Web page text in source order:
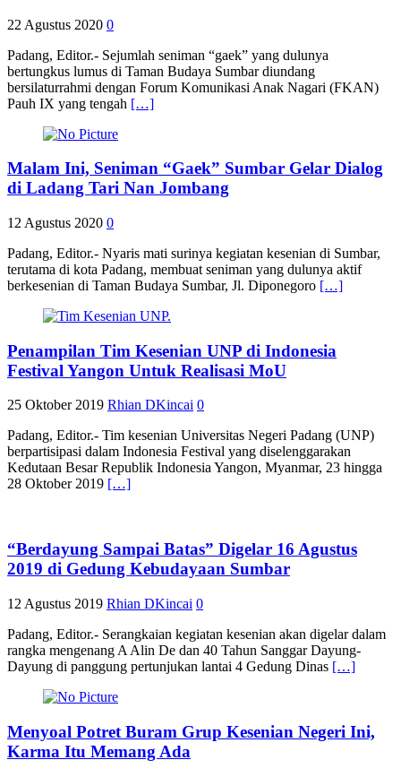
22 Agustus 2020 0
Padang, Editor.- Sejumlah seniman “gaek” yang dulunya
bertungkus lumus di Taman Budaya Sumbar diundang
bersilaturrahmi dengan Forum Komunikasi Anak Nagari (FKAN)
Pauh IX yang tengah […]
Malam Ini, Seniman “Gaek” Sumbar Gelar Dialog
di Ladang Tari Nan Jombang
12 Agustus 2020 0
Padang, Editor.- Nyaris mati surinya kegiatan kesenian di Sumbar,
terutama di kota Padang, membuat seniman yang dulunya aktif
berkesenian di Taman Budaya Sumbar, Jl. Diponegoro […]
Penampilan Tim Kesenian UNP di Indonesia
Festival Yangon Untuk Realisasi MoU
25 Oktober 2019 Rhian DKincai 0
Padang, Editor.- Tim kesenian Universitas Negeri Padang (UNP)
berpartisipasi dalam Indonesia Festival yang diselenggarakan
Kedutaan Besar Republik Indonesia Yangon, Myanmar, 23 hingga
28 Oktober 2019 […]
“Berdayung Sampai Batas” Digelar 16 Agustus
2019 di Gedung Kebudayaan Sumbar
12 Agustus 2019 Rhian DKincai 0
Padang, Editor.- Serangkaian kegiatan kesenian akan digelar dalam
rangka mengenang A Alin De dan 40 Tahun Sanggar Dayung-
Dayung di panggung pertunjukan lantai 4 Gedung Dinas […]
Menyoal Potret Buram Grup Kesenian Negeri Ini,
Karma Itu Memang Ada